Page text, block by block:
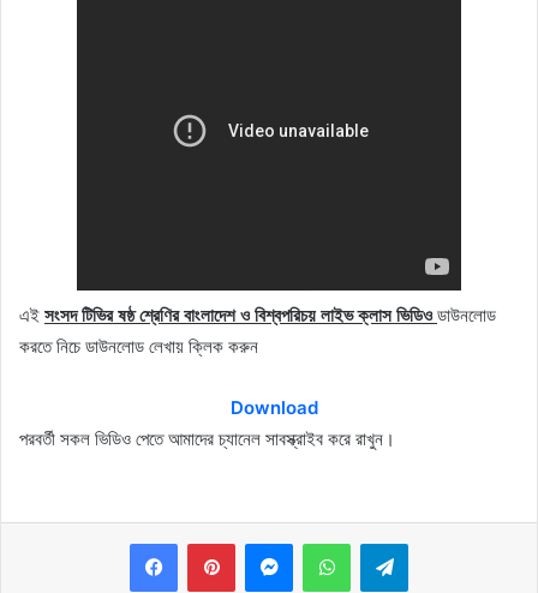
এই সংসদ টিভির ষষ্ঠ শ্রেণির বাংলাদেশ ও বিশ্বপরিচয় লাইভ ক্লাস ভিডিওডাউনলোড
করতে নিচে ডাউনলোড লেখায় ক্লিক করুন
Download
পরবর্তী সকল ভিডিও পেতে আমাদের চ্যানেল সাবস্ক্রাইব করে রাখুন।
MessengerWhatsAppTelegram